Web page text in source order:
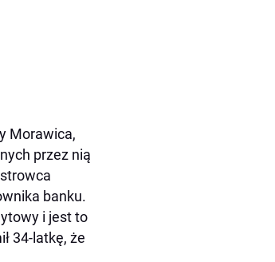
Morawica,
przez nią
banku.
i jest to
34-latkę, że